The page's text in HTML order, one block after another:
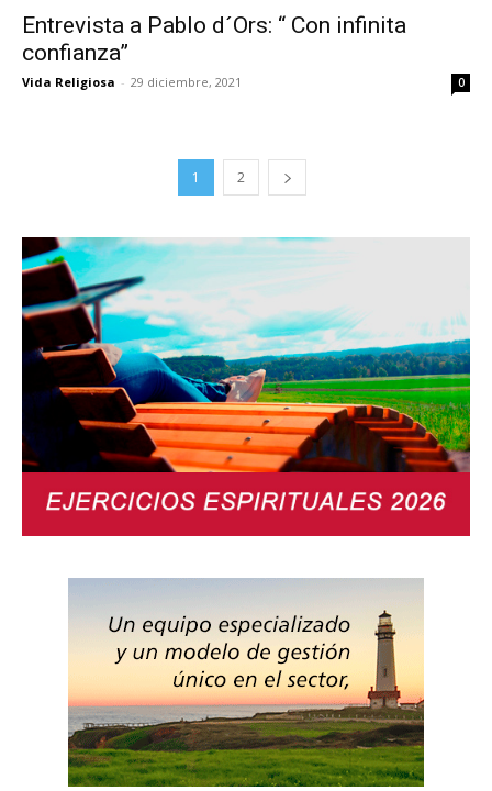
Entrevista a Pablo d´Ors: “ Con infinita
confianza”
Vida Religiosa - 29 diciembre, 2021 0
1 2